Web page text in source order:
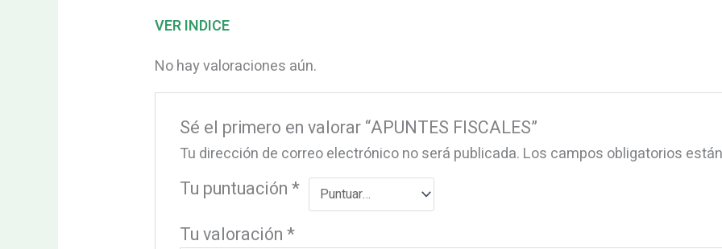
VER INDICE
No hay valoraciones aún.
Sé el primero en valorar “APUNTES FISCALES”
Tu dirección de correo electrónico no será publicada. Los campos obligatorios
Tu puntuación*
Tu valoración*